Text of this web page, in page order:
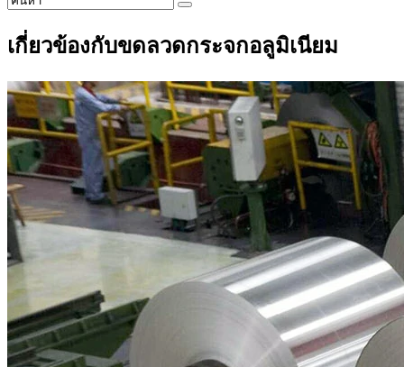
เกี่ยวข้องกับขดลวดกระจกอลูมิเนียม